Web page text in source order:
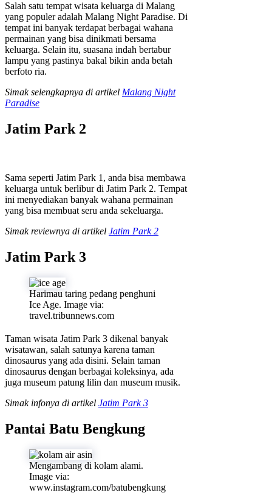
Salah satu tempat wisata keluarga di Malang
yang populer adalah Malang Night Paradise. Di
tempat ini banyak terdapat berbagai wahana
permainan yang bisa dinikmati bersama
keluarga. Selain itu, suasana indah bertabur
lampu yang pastinya bakal bikin anda betah
berfoto ria.
Simak selengkapnya di artikel Malang Night
Paradise
Jatim Park 2
Sama seperti Jatim Park 1, anda bisa membawa
keluarga untuk berlibur di Jatim Park 2. Tempat
ini menyediakan banyak wahana permainan
yang bisa membuat seru anda sekeluarga.
Simak reviewnya di artikel Jatim Park 2
Jatim Park 3
Harimau taring pedang penghuni
Ice Age. Image via:
travel.tribunnews.com
Taman wisata Jatim Park 3 dikenal banyak
wisatawan, salah satunya karena taman
dinosaurus yang ada disini. Selain taman
dinosaurus dengan berbagai koleksinya, ada
juga museum patung lilin dan museum musik.
Simak infonya di artikel Jatim Park 3
Pantai Batu Bengkung
Mengambang di kolam alami.
Image via:
www.instagram.com/batubengkung